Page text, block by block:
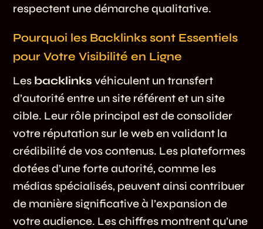
respectent une démarche qualitative.
Pourquoi les Backlinks sont Essentiels
pour Votre Visibilité en Ligne
Les backlinks véhiculent un transfert
d’autorité entre un site référent et un site
cible. Leur rôle principal est de consolider
votre réputation sur le web en validant la
crédibilité de vos contenus. Les plateformes
dotées d’une forte autorité, comme les
médias spécialisés, peuvent ainsi contribuer
de manière significative à l’expansion de
votre audience. Les chiffres montrent qu’une